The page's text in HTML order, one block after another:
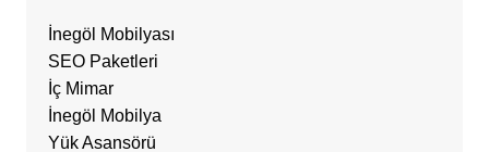
İnegöl Mobilyası
SEO Paketleri
İç Mimar
İnegöl Mobilya
Yük Asansörü